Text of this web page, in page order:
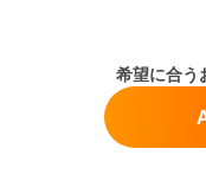
画像：9枚
希望に合う